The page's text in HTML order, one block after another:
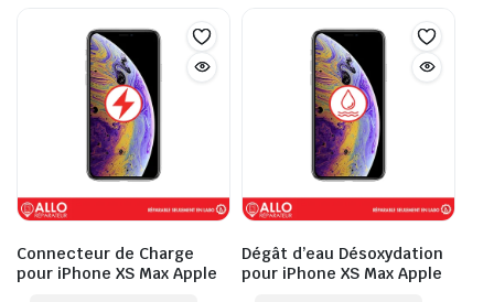
Connecteur de Charge
pour iPhone XS Max Apple
Dégât d’eau Désoxydation
pour iPhone XS Max Apple